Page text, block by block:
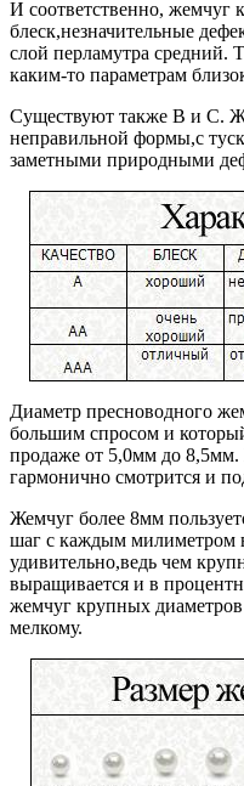
И соответственно, жемчуг
блеск,незначительные
слой перламутра средний.
каким-то параметрам
Существуют также B и С.
неправильной формы,с
заметными природными
Диаметр пресноводного
большим спросом и
продаже от 5,0мм до 8,5мм.
гармонично смотрится и
Жемчуг более 8мм
шаг с каждым милиметром
удивительно,ведь чем
выращивается и в
жемчуг крупных
мелкому.